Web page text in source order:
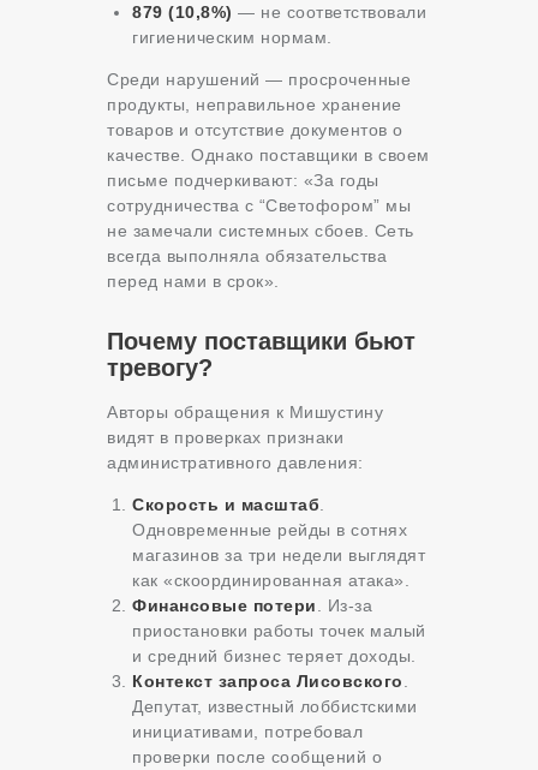
879 (10,8%) — не соответствовали
гигиеническим нормам.
Среди нарушений — просроченные
продукты, неправильное хранение
товаров и отсутствие документов о
качестве. Однако поставщики в своем
письме подчеркивают: «За годы
сотрудничества с “Светофором” мы
не замечали системных сбоев. Сеть
всегда выполняла обязательства
перед нами в срок».
Почему поставщики бьют
тревогу?
Авторы обращения к Мишустину
видят в проверках признаки
административного давления:
Скорость и масштаб
Одновременные рейды в сотнях
магазинов за три недели выглядят
как «скоординированная атака».
Финансовые потери . Из-за
приостановки работы точек малый
и средний бизнес теряет доходы.
Контекст запроса Лисовского
Депутат, известный лоббистскими
инициативами, потребовал
проверки после сообщений о